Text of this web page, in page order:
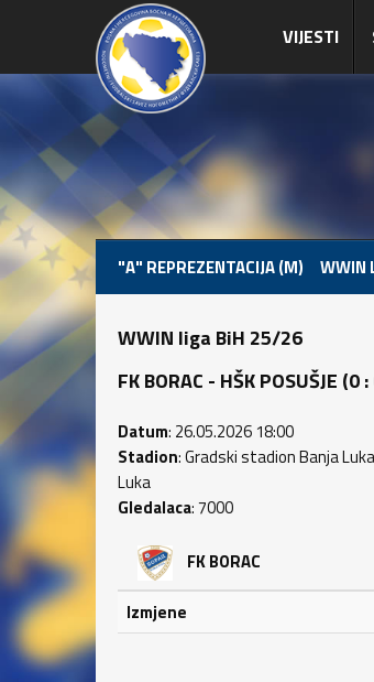
VIJESTI
"A" REPREZENTACIJA (M) WWIN
WWIN liga BiH 25/26
FK BORAC - HŠK POSUŠJE (0
Datum: 26.05.2026 18:00
Stadion: Gradski stadion Banja
Luka
Gledalaca: 7000
FK BORAC
Izmjene